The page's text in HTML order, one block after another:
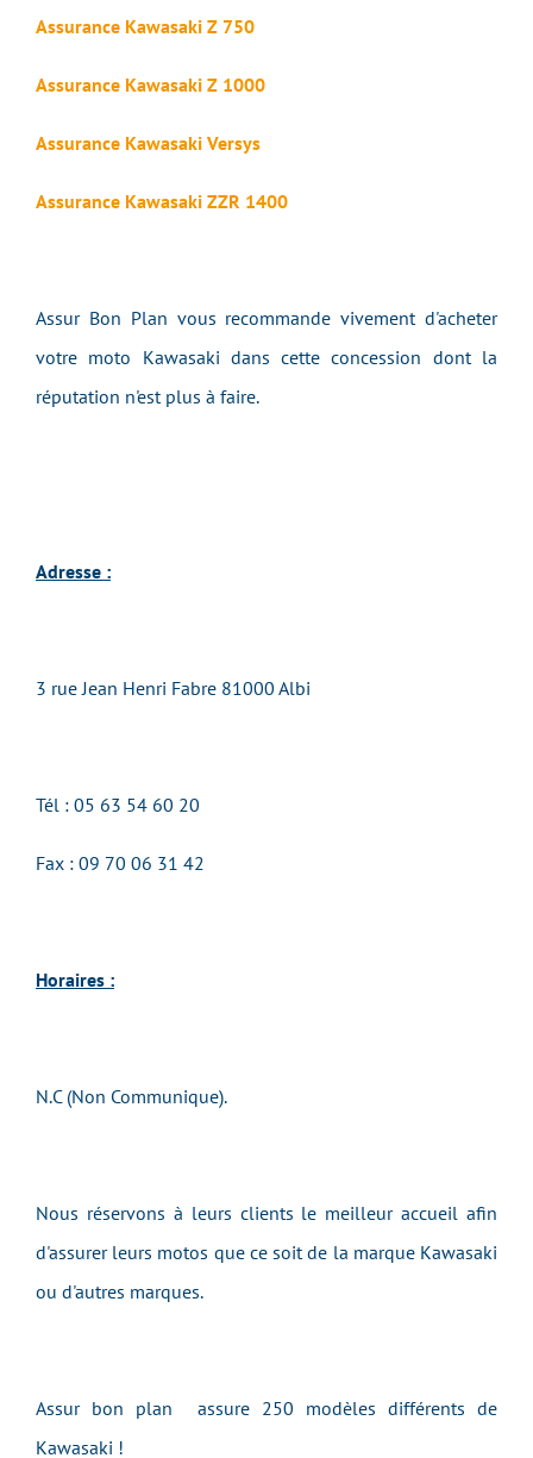
Assurance Kawasaki Z 750
Assurance Kawasaki Z 1000
Assurance Kawasaki Versys
Assurance Kawasaki ZZR 1400
Assur Bon Plan vous recommande vivement d'acheter
votre moto Kawasaki dans cette concession dont la
réputation n'est plus à faire.
Adresse :
3 rue Jean Henri Fabre 81000 Albi
Tél : 05 63 54 60 20
Fax : 09 70 06 31 42
Horaires :
N.C (Non Communique).
Nous réservons à leurs clients le meilleur accueil afin
d'assurer leurs motos que ce soit de la marque Kawasaki
ou d'autres marques.
Assur bon plan assure 250 modèles différents de
Kawasaki !